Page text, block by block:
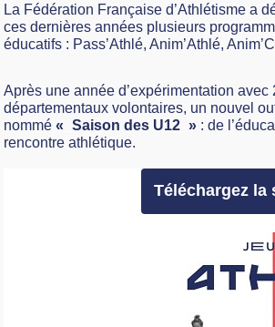
La Fédération Française d’Athlétisme a
ces dernières années plusieurs
éducatifs : Pass’Athlé, Anim’Athlé,
Après une année d’expérimentation avec
départementaux volontaires, un nouvel
nommé « Saison des U12 » : de
rencontre athlétique.
Téléchargez la